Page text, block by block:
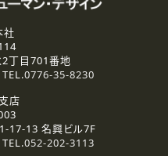
ルのいずれかの方法とい
等の規定に従う場合を除き、
準を満たした委託先に、個
社
丁目701番地
0776-35-8230
店
17-13 名興ビル7F
052-202-3113